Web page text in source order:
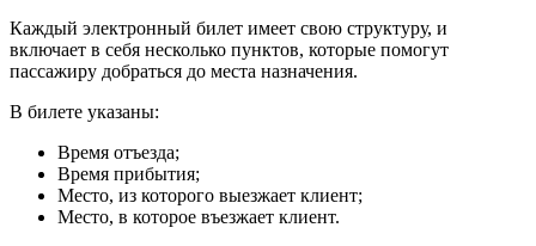
Каждый электронный билет имеет свою структуру, и
включает в себя несколько пунктов, которые помогут
пассажиру добраться до места назначения.
В билете указаны:
Время отъезда;
Время прибытия;
Место, из которого выезжает клиент;
Место, в которое въезжает клиент.